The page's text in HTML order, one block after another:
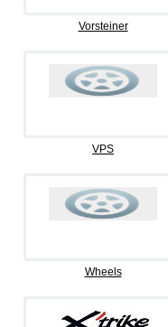
Vorsteiner
VPS
Wheels